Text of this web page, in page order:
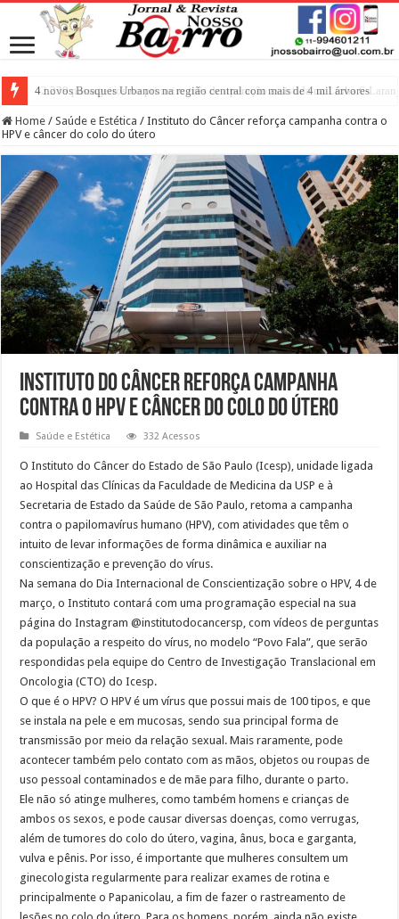
4 novos Bosques Urbanos na região central com mais de 4 mil árvores
Home / Saúde e Estética / Instituto do Câncer reforça campanha contra o
HPV e câncer do colo do útero
Instituto do Câncer reforça campanha
contra o HPV e câncer do colo do útero
Saúde e Estética 332 Acessos
O Instituto do Câncer do Estado de São Paulo (Icesp), unidade ligada
ao Hospital das Clínicas da Faculdade de Medicina da USP e à
Secretaria de Estado da Saúde de São Paulo, retoma a campanha
contra o papilomavírus humano (HPV), com atividades que têm o
intuito de levar informações de forma dinâmica e auxiliar na
conscientização e prevenção do vírus.
Na semana do Dia Internacional de Conscientização sobre o HPV, 4 de
março, o Instituto contará com uma programação especial na sua
página do Instagram @institutodocancersp, com vídeos de perguntas
da população a respeito do vírus, no modelo “Povo Fala”, que serão
respondidas pela equipe do Centro de Investigação Translacional em
Oncologia (CTO) do Icesp.
O que é o HPV? O HPV é um vírus que possui mais de 100 tipos, e que
se instala na pele e em mucosas, sendo sua principal forma de
transmissão por meio da relação sexual. Mais raramente, pode
acontecer também pelo contato com as mãos, objetos ou roupas de
uso pessoal contaminados e de mãe para filho, durante o parto.
Ele não só atinge mulheres, como também homens e crianças de
ambos os sexos, e pode causar diversas doenças, como verrugas,
além de tumores do colo do útero, vagina, ânus, boca e garganta,
vulva e pênis. Por isso, é importante que mulheres consultem um
ginecologista regularmente para realizar exames de rotina e
principalmente o Papanicolau, a fim de fazer o rastreamento de